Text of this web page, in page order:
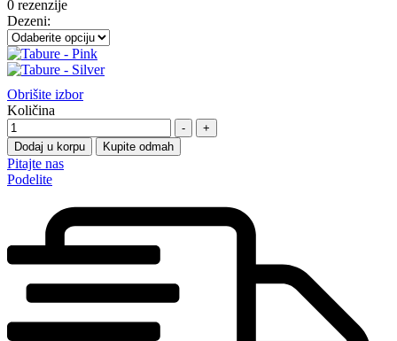
0 rezenzije
Dezeni:
Obrišite izbor
Količina
-
+
Dodaj u korpu
Kupite odmah
Pitajte nas
Podelite